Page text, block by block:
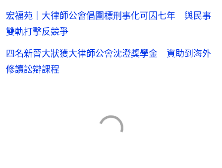
宏福苑｜大律師公會倡圍標刑事化可囚七年 與民事
雙軌打擊反競爭
四名新晉大狀獲大律師公會沈澄獎學金 資助到海外
修讀訟辯課程